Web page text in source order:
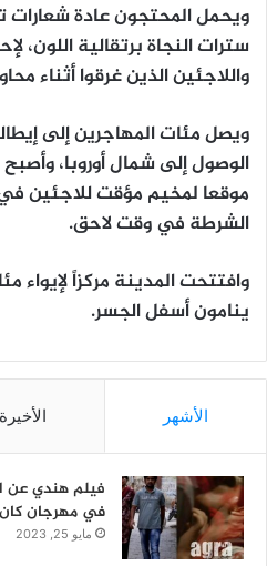
ويحمل المحتجون عادة شعارات
سترات النجاة برتقالية اللون،
واللاجئين الذين غرقوا أثناء
ويصل مئات المهاجرين إلى
الوصول إلى شمال أوروبا،
موقعا لمخيم مؤقت للاجئين
الشرطة في وقت لاحق.
وافتتحت المدينة مركزاً لإيواء
ينامون أسفل الجسر.
الأشهر الأخيرة
فيلم هندي عن
في مهرجان كان
مايو 25, 2023